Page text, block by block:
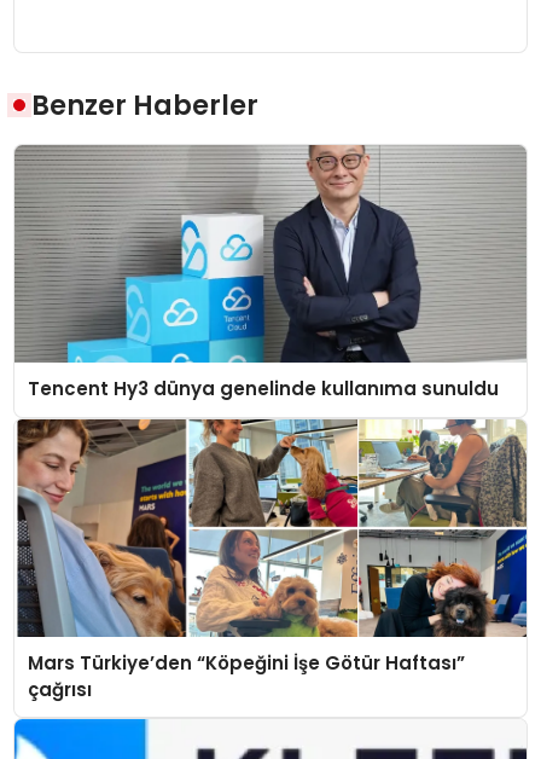
Benzer Haberler
Tencent Hy3 dünya genelinde kullanıma sunuldu
Mars Türkiye’den “Köpeğini İşe Götür Haftası”
çağrısı